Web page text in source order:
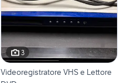
3
Videoregistratore VHS e Lettore